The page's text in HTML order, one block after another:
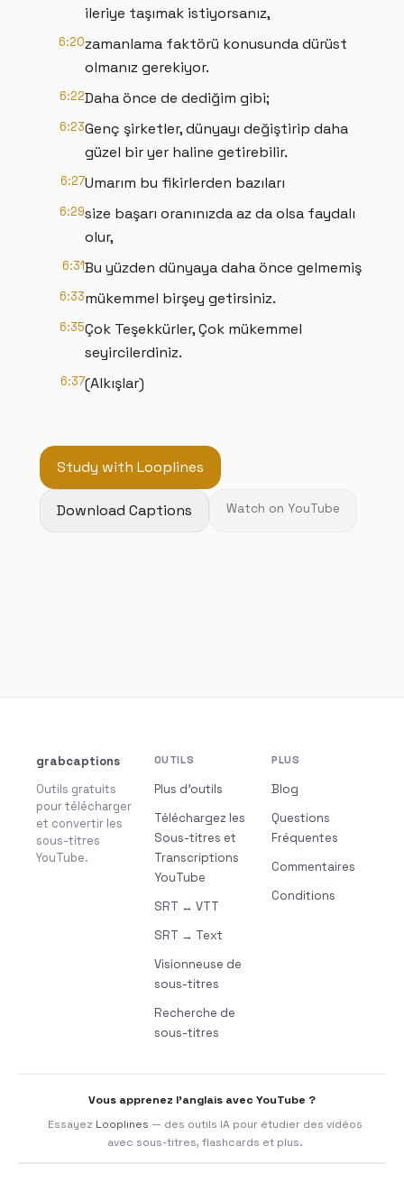
ileriye taşımak istiyorsanız,
6:20zamanlama faktörü konusunda dürüst
olmanız gerekiyor.
6:22Daha önce de dediğim gibi;
6:23Genç şirketler, dünyayı değiştirip daha
güzel bir yer haline getirebilir.
6:27Umarım bu fikirlerden bazıları
6:29size başarı oranınızda az da olsa faydalı
olur,
6:31Bu yüzden dünyaya daha önce gelmemiş
6:33mükemmel birşey getirsiniz.
6:35Çok Teşekkürler, Çok mükemmel
seyircilerdiniz.
6:37(Alkışlar)
Study with Looplines
Download Captions Watch on YouTube
grabcaptions
Outils gratuits
pour télécharger
et convertir les
sous-titres
YouTube.
OUTILS
Plus d’outils
Téléchargez les
Sous-titres et
Transcriptions
YouTube
SRT ↔ VTT
SRT → Text
Visionneuse de
sous-titres
Recherche de
sous-titres
PLUS
Blog
Questions
Fréquentes
Commentaires
Conditions
Vous apprenez l’anglais avec YouTube ?
Essayez Looplines — des outils IA pour étudier des vidéos
avec sous-titres, flashcards et plus.